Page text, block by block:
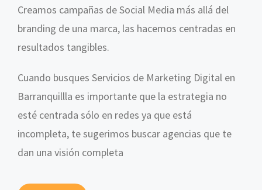
Creamos campañas de Social Media más allá del
branding de una marca, las hacemos centradas en
resultados tangibles.
Cuando busques Servicios de Marketing Digital en
Barranquillla es importante que la estrategia no
esté centrada sólo en redes ya que está
incompleta, te sugerimos buscar agencias que te
dan una visión completa